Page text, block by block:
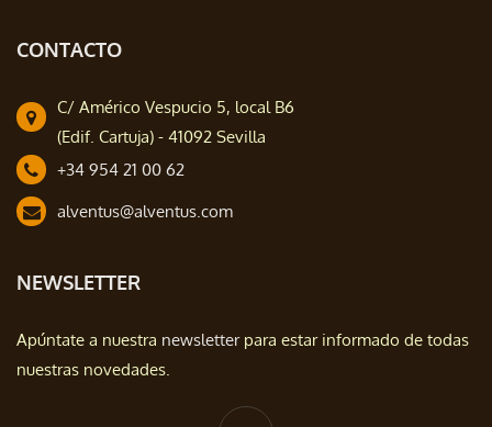
CONTACTO
C/ Américo Vespucio 5, local B6
(Edif. Cartuja) - 41092 Sevilla
+34 954 21 00 62
alventus@alventus.com
NEWSLETTER
Apúntate a nuestra newsletterpara estar informado de todas
nuestras novedades.